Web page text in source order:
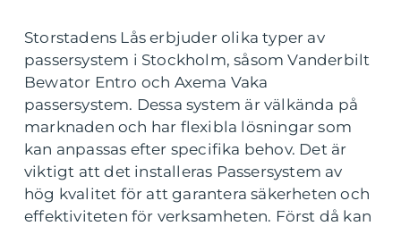
Storstadens Lås erbjuder olika typer av
passersystem i Stockholm, såsom Vanderbilt
Bewator Entro och Axema Vaka
passersystem. Dessa system är välkända på
marknaden och har flexibla lösningar som
kan anpassas efter specifika behov. Det är
viktigt att det installeras Passersystem av
hög kvalitet för att garantera säkerheten och
effektiviteten för verksamheten. Först då kan